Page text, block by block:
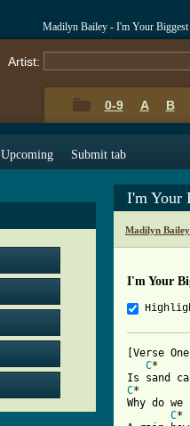
Madilyn Bailey - I'm Your Biggest
Artist:
0-9 A B
Upcoming Submit tab
I'm Your
Madilyn
I'm Your
[Verse
C
C
Why do
C